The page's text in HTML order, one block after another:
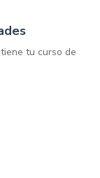
tu curso de